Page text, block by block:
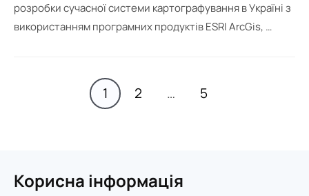
розробки сучасної системи картографування в Україні з
використанням програмних продуктів ESRI ArcGis, …
1 2 … 5
Корисна інформація